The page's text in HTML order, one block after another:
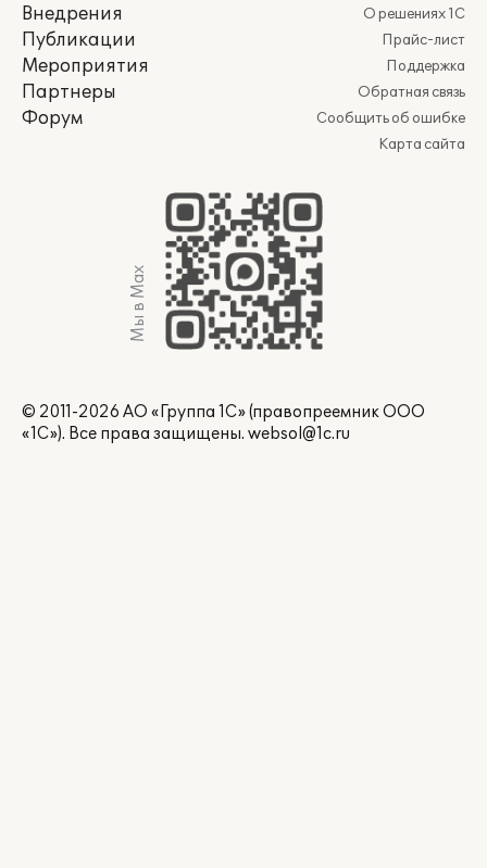
Внедрения
Публикации
Мероприятия
Партнеры
Форум
О решениях 1С
Прайс-лист
Поддержка
Обратная связь
Сообщить об ошибке
Карта сайта
Мы в Max
© 2011-2026 АО «Группа 1С» (правопреемник ООО
«1С»). Все права защищены. websol@1c.ru